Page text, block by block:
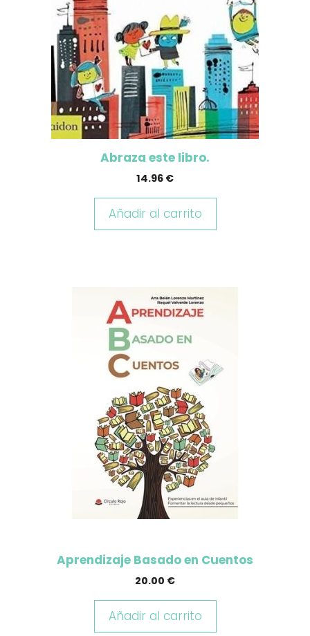
Abraza este libro.
14.96 €
Añadir al carrito
Aprendizaje Basado en Cuentos
20.00 €
Añadir al carrito